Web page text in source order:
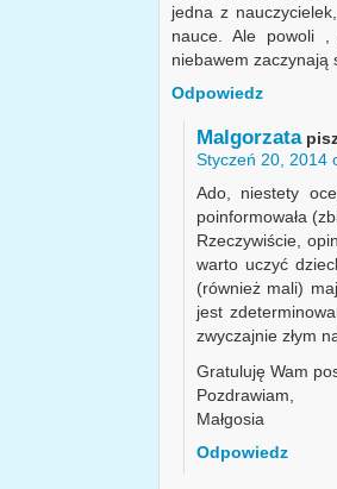
jedna z
nauce. Ale powoli
niebawem zaczynają
Odpowiedz
Malgorzata
Styczeń 20, 2014
Ado, niestety
poinformowała
Rzeczywiście,
warto uczyć
(również mali)
jest
zwyczajnie złym
Gratuluję Wam
Pozdrawiam,
Małgosia
Odpowiedz